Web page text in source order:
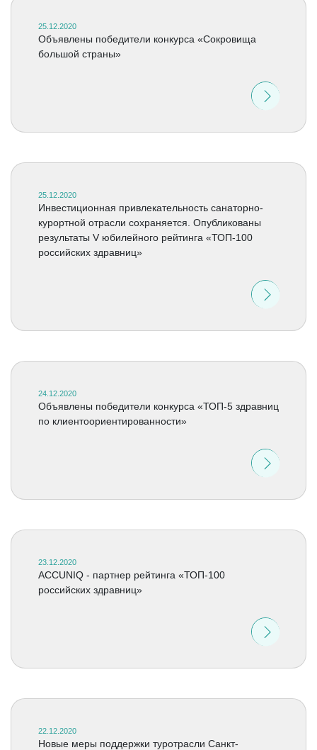
25.12.2020
Объявлены победители конкурса «Сокровища
большой страны»
25.12.2020
Инвестиционная привлекательность санаторно-
курортной отрасли сохраняется. Опубликованы
результаты V юбилейного рейтинга «ТОП-100
российских здравниц»
24.12.2020
Объявлены победители конкурса «ТОП-5 здравниц
по клиентоориентированности»
23.12.2020
ACCUNIQ - партнер рейтинга «ТОП-100
российских здравниц»
22.12.2020
Новые меры поддержки туротрасли Санкт-